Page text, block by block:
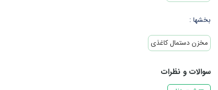
بخشها :
مخزن دستمال کاغذی
سوالات و نظرات